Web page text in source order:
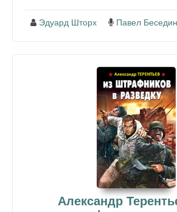
Эдуард Шторх Павел Беседин
Александр